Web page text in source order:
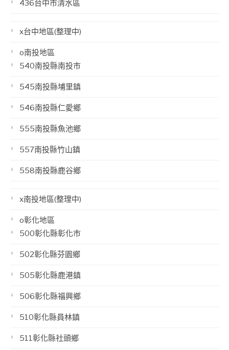
436台中市清水區
x台中地區(整理中)
o南投地區
540南投縣南投市
545南投縣埔里鎮
546南投縣仁愛鄉
555南投縣魚池鄉
557南投縣竹山鎮
558南投縣鹿谷鄉
x南投地區(整理中)
o彰化地區
500彰化縣彰化市
502彰化縣芬園鄉
505彰化縣鹿港鎮
506彰化縣福興鄉
510彰化縣員林鎮
511彰化縣社頭鄉